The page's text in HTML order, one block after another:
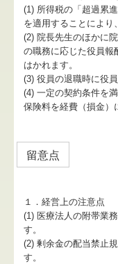
(1) 所得税の「超過累
を適用することにより
(2) 院長先生のほかに
の職務に応じた役員報
はかれます。
(3) 役員の退職時に役
(4) 一定の契約条件を
保険料を経費（損金）
留意点
１．経営上の注意点
(1) 医療法人の附帯業
す。
(2) 剰余金の配当禁止
す。